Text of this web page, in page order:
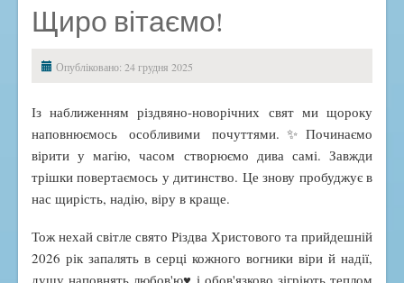
Дистанційне навчання
ДПА
ЗНО
Підвищення кваліфікації
Наукова діяльність
Виховна робота
Антибулінгова політика
Спортивно-масовий проєкт "Пліч-о-Пліч"
Бібліотека
Щиро вітаємо!
Опубліковано: 24 грудня 2025
Із наближенням різдвяно-новорічних свят ми щороку
наповнюємось особливими почуттями.✨Починаємо
вірити у магію, часом створюємо дива самі. Завжди
трішки повертаємось у дитинство. Це знову пробуджує в
нас щирість, надію, віру в краще.
Тож нехай світле свято Різдва Христового та прийдешній
2026 рік запалять в серці кожного вогники віри й надії,
душу наповнять любов'ю♥️ і обов'язково зігріють теплом